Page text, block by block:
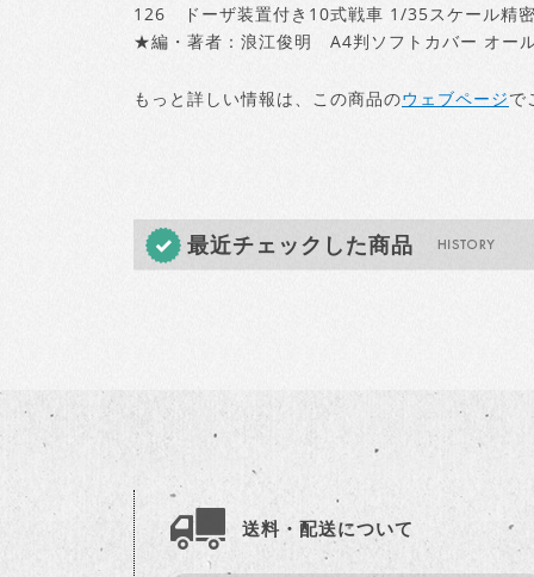
126 ドーザ装置付き10式戦車 1/35スケール精
★編・著者：浪江俊明 A4判ソフトカバー オー
もっと詳しい情報は、この商品のウェブページで
最近チェックした商品
送料・配送について